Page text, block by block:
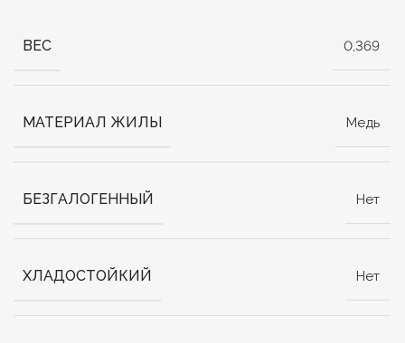
ВЕС 0,369
МАТЕРИАЛ ЖИЛЫ Медь
БЕЗГАЛОГЕННЫЙ Нет
ХЛАДОСТОЙКИЙ Нет